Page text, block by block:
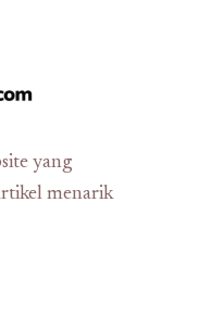
yang
menarik